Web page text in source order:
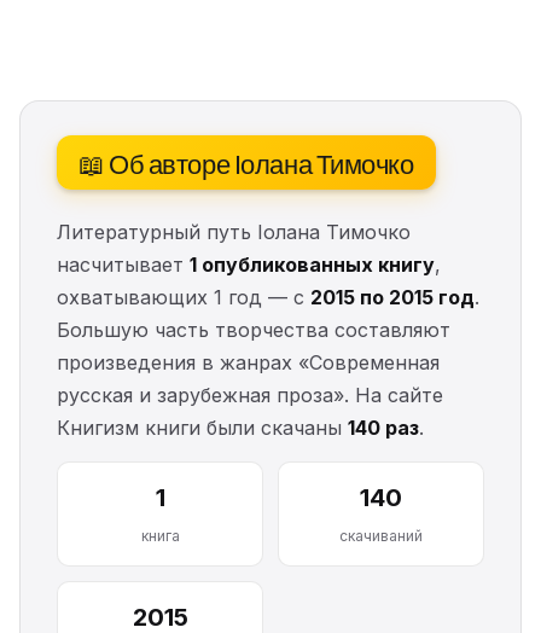
📖 Об авторе Іолана Тимочко
Литературный путь Іолана Тимочко
насчитывает 1 опубликованных книгу,
охватывающих 1 год — с 2015 по 2015 год.
Большую часть творчества составляют
произведения в жанрах «Современная
русская и зарубежная проза». На сайте
Книгизм книги были скачаны 140 раз.
1
книга
140
скачиваний
2015